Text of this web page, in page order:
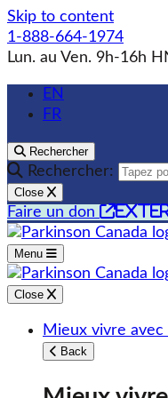
Skip to content
1-888-664-1974
Lun. au Ven. 9h-16h
EN
FR
Rechercher
Rechercher:
Close
Faire un don
Menu
Close
Mieux vivre avec
Back